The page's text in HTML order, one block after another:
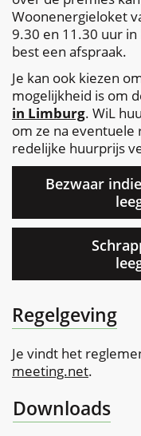
Woonenergieloket
9.30 en 11.30 uur
best een afspraak.
Je kan ook kiezen
mogelijkheid is om
in Limburg. WiL
om ze na
redelijke huurprijs
Bezwaar
Regelgeving
Je vindt het
meeting.net.
Downloads